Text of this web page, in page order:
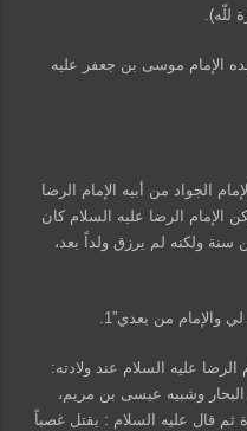
للّه).
الإمام موسى بن جعفر عليه
الجواد من أبيه الإمام الرضا
الإمام الرضا عليه السلام كان
ولكنه لم يرزق ولداً بعد،
والإمام من بعدي”1.
وقال الإمام الرضا عليه السلام عند ولادته:
وشبيه عيسى بن مريم،
قال عليه السلام : يقتل غصباً